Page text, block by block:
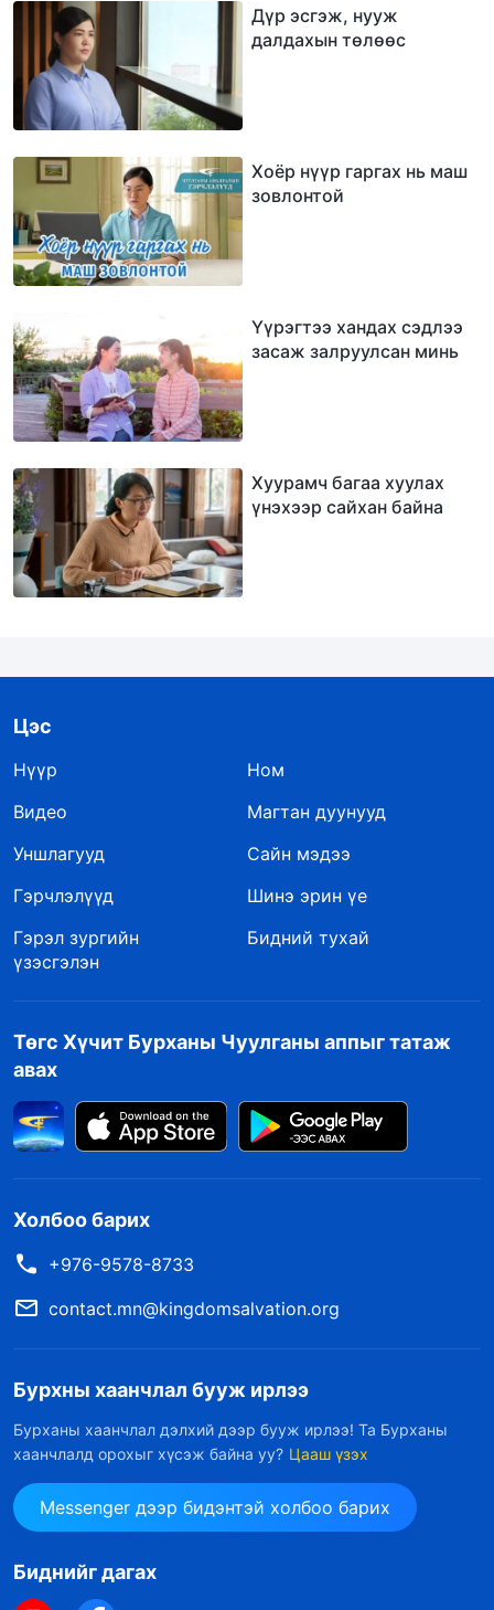
Дүр эсгэж, нууж
далдахын төлөөс
Хоёр нүүр гаргах нь маш
зовлонтой
Үүрэгтээ хандах сэдлээ
засаж залруулсан минь
Хуурамч багаа хуулах
үнэхээр сайхан байна
Цэс
Нүүр
Ном
Видео
Магтан дуунууд
Уншлагууд
Сайн мэдээ
Гэрчлэлүүд
Шинэ эрин үе
Гэрэл зургийн
үзэсгэлэн
Бидний тухай
Төгс Хүчит Бурханы Чуулганы аппыг татаж
авах
Холбоо барих
+976-9578-8733
contact.mn@kingdomsalvation.org
Бурхны хаанчлал бууж ирлээ
Бурханы хаанчлал дэлхий дээр бууж ирлээ! Та Бурханы
хаанчлалд орохыг хүсэж байна уу? Цааш үзэх
Messenger дээр бидэнтэй холбоо барих
Биднийг дагах